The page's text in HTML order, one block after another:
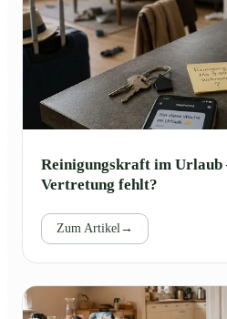
Reinigungskraft im Urlaub
Vertretung fehlt?
Zum Artikel→